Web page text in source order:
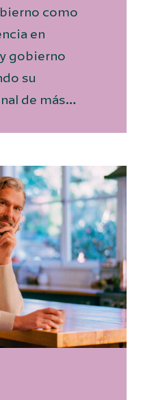
como
en
gobierno
su
de más…